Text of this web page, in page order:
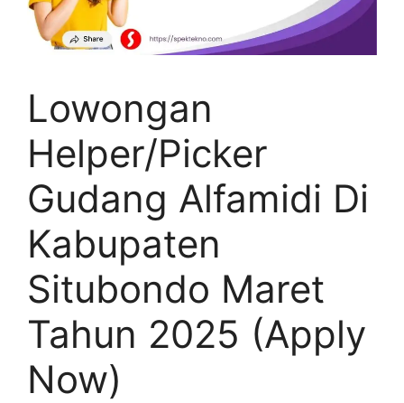
Lowongan
Helper/Picker
Gudang Alfamidi Di
Kabupaten
Situbondo Maret
Tahun 2025 (Apply
Now)